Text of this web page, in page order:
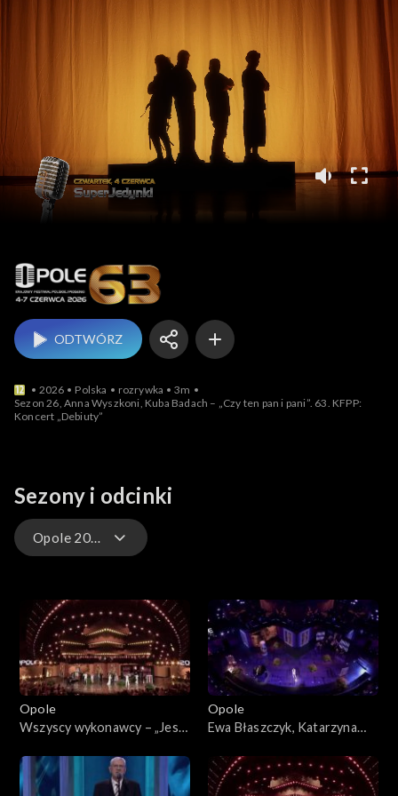
ODTWÓRZ
2026 Polska rozrywka
3m
Sezon 26, Anna Wyszkoni, Kuba Badach – „Czy ten pan i pani”. 63. KFPP:
Koncert „Debiuty”
Sezony i odcinki
Opole 2026 – występy
Opole 2026 – występy
Opole 2025
Opole 2024
Opole
Wszyscy wykonawcy – „Jest
mnie już nie będzie...”.
Koncert w hołdzie Magdzie
Opole
Ewa Błaszczyk, Katarzyna
„Kiedy mnie już nie będzie”.
63. KFPP: „Kiedy mnie już nie